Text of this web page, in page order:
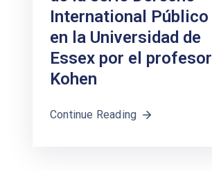
International Público
en la Universidad de
Essex por el profesor
Kohen
Continue Reading